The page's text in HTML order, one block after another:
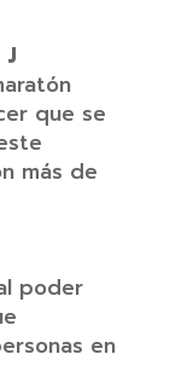
J
que se
más de
poder
en